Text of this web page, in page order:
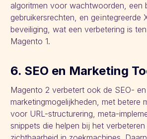
algoritmen voor wachtwoorden, een
gebruikersrechten, en geïntegreerde
beveiliging, wat een verbetering is
Magento 1.
6. SEO en Marketing
Magento 2 verbetert ook de SEO- en
marketingmogelijkheden, met betere
voor URL-structurering, meta-
snippets die helpen bij het